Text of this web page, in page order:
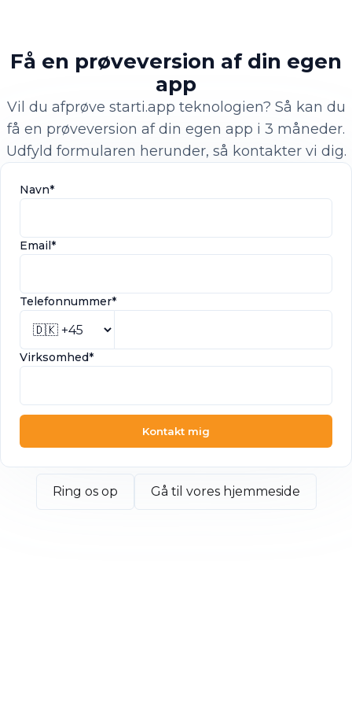
Få en prøveversion af din egen
app
Vil du afprøve starti.app teknologien? Så kan du
få en prøveversion af din egen app i 3 måneder.
Udfyld formularen herunder, så kontakter vi dig.
Navn*
Email*
Telefonnummer*
Virksomhed*
Kontakt mig
Ring os op Gå til vores hjemmeside